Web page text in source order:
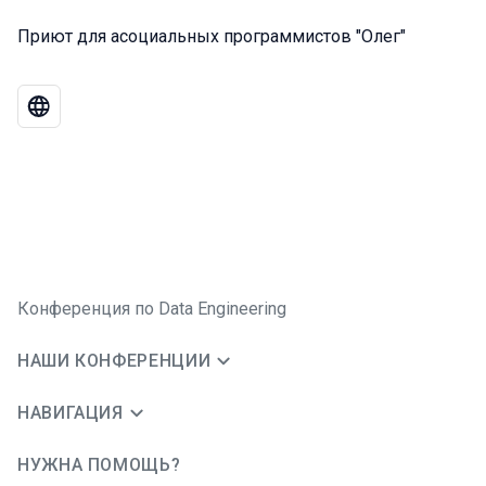
Приют для асоциальных программистов "Олег"
Конференция по Data Engineering
НАШИ КОНФЕРЕНЦИИ
НАВИГАЦИЯ
НУЖНА ПОМОЩЬ?